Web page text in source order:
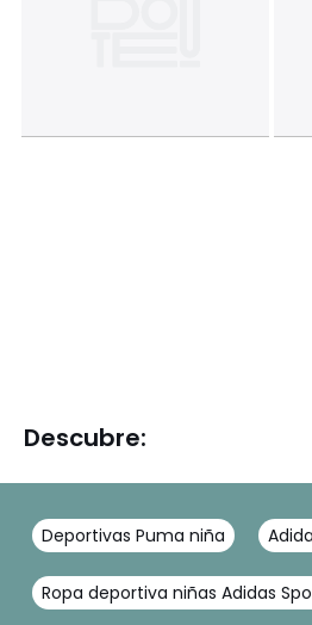
Descubre:
Deportivas Puma niña
Ropa deportiva niñas Adidas